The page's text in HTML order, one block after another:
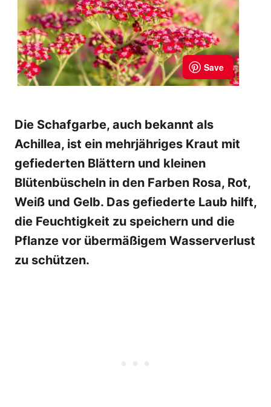
Die Schafgarbe, auch bekannt als
Achillea, ist ein mehrjähriges Kraut mit
gefiederten Blättern und kleinen
Blütenbüscheln in den Farben Rosa, Rot,
Weiß und Gelb. Das gefiederte Laub hilft,
die Feuchtigkeit zu speichern und die
Pflanze vor übermäßigem Wasserverlust
zu schützen.